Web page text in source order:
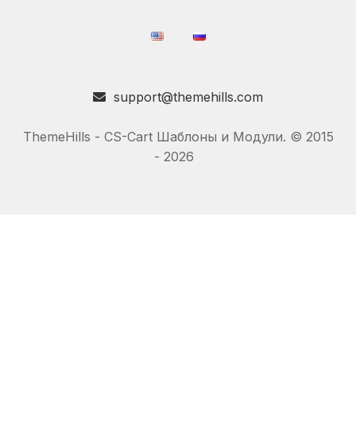
support@themehills.com
ThemeHills - CS-Cart Шаблоны и Модули. © 2015
- 2026